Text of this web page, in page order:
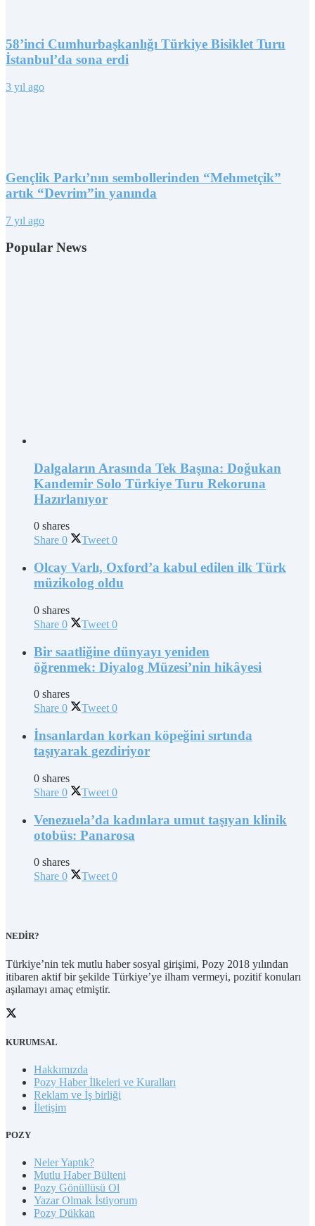
58’inci Cumhurbaşkanlığı Türkiye Bisiklet Turu
İstanbul’da sona erdi
3 yıl ago
Gençlik Parkı’nın sembollerinden “Mehmetçik”
artık “Devrim”in yanında
7 yıl ago
Popular News
Dalgaların Arasında Tek Başına: Doğukan
Kandemir Solo Türkiye Turu Rekoruna
Hazırlanıyor
0 shares
Share 0 Tweet 0
Olcay Varlı, Oxford’a kabul edilen ilk Türk
müzikolog oldu
0 shares
Share 0 Tweet 0
Bir saatliğine dünyayı yeniden
öğrenmek: Diyalog Müzesi’nin hikâyesi
0 shares
Share 0 Tweet 0
İnsanlardan korkan köpeğini sırtında
taşıyarak gezdiriyor
0 shares
Share 0 Tweet 0
Venezuela’da kadınlara umut taşıyan klinik
otobüs: Panarosa
0 shares
Share 0 Tweet 0
NEDİR?
Türkiye’nin tek mutlu haber sosyal girişimi, Pozy 2018 yılından
itibaren aktif bir şekilde Türkiye’ye ilham vermeyi, pozitif konuları
aşılamayı amaç etmiştir.
KURUMSAL
Hakkımızda
Pozy Haber İlkeleri ve Kuralları
Reklam ve İş birliği
İletişim
POZY
Neler Yaptık?
Mutlu Haber Bülteni
Pozy Gönüllüsü Ol
Yazar Olmak İstiyorum
Pozy Dükkan